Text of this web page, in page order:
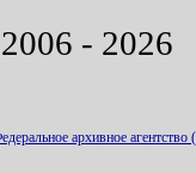
- 2026